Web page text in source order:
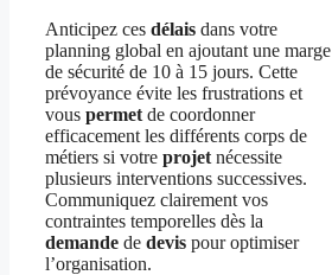
Anticipez ces délais dans votre
planning global en ajoutant une marge
de sécurité de 10 à 15 jours. Cette
prévoyance évite les frustrations et
vous permet de coordonner
efficacement les différents corps de
métiers si votre projet nécessite
plusieurs interventions successives.
Communiquez clairement vos
contraintes temporelles dès la
demande de devis pour optimiser
l’organisation.